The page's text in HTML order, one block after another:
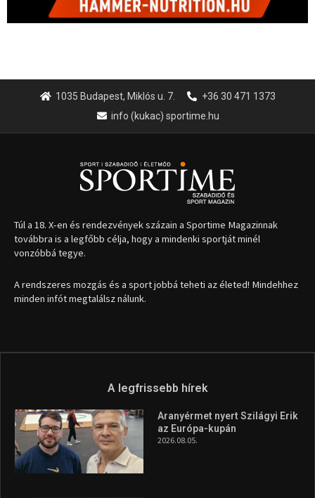
1035 Budapest, Miklós u. 7.
+36 30 471 1373
info (kukac) sportime.hu
Túl a 18. X-en és rendezvények százain a Sportime Magazinnak
továbbra is a legfőbb célja, hogy a mindenki sportját minél
vonzóbbá tegye.
A rendszeres mozgás és a sport jobbá teheti az életed! Mindehhez
minden infót megtalálsz nálunk.
A legfrissebb hírek
Aranyérmet nyert Szilágyi Erik
az Európa-kupán
2026.08.05.